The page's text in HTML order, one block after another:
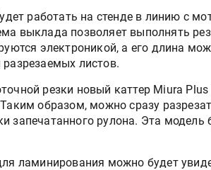
работать на стенде в линию с
выклада позволяет выполнять
электроникой, а его длина
листов.
резки новый каттер Miura
образом, можно сразу
запечатанного рулона. Эта модель
ламинирования можно будет